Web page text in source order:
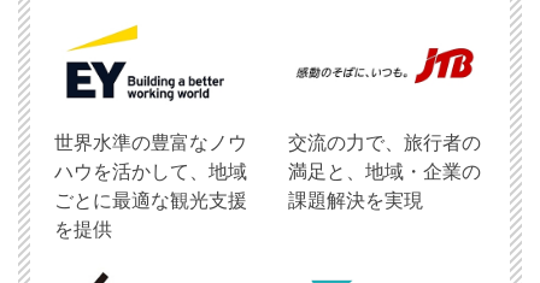
世界水準の豊富なノウ
ハウを活かして、地域
ごとに最適な観光支援
を提供
交流の力で、旅行者の
満足と、地域・企業の
課題解決を実現